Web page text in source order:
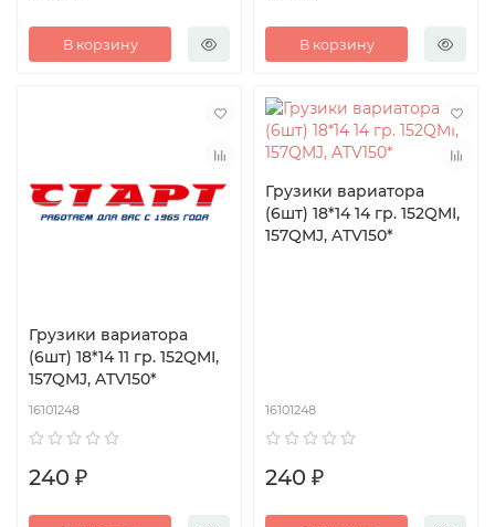
В корзину В корзину
Грузики вариатора
(6шт) 18*14 11 гр. 152QMI,
157QMJ, ATV150*
16101248
240 ₽
Грузики вариатора
(6шт) 18*14 14 гр. 152QMI,
157QMJ, ATV150*
16101248
240 ₽